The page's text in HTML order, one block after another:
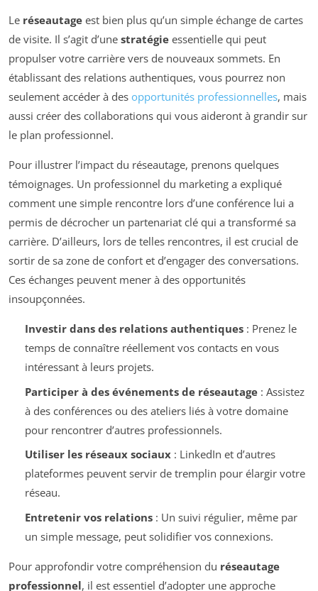
Le réseautage est bien plus qu’un simple échange de cartes
de visite. Il s’agit d’une stratégie essentielle qui peut
propulser votre carrière vers de nouveaux sommets. En
établissant des relations authentiques, vous pourrez non
seulement accéder à des opportunités professionnelles, mais
aussi créer des collaborations qui vous aideront à grandir sur
le plan professionnel.
Pour illustrer l’impact du réseautage, prenons quelques
témoignages. Un professionnel du marketing a expliqué
comment une simple rencontre lors d’une conférence lui a
permis de décrocher un partenariat clé qui a transformé sa
carrière. D’ailleurs, lors de telles rencontres, il est crucial de
sortir de sa zone de confort et d’engager des conversations.
Ces échanges peuvent mener à des opportunités
insoupçonnées.
Investir dans des relations authentiques: Prenez le
temps de connaître réellement vos contacts en vous
intéressant à leurs projets.
Participer à des événements de réseautage: Assistez
à des conférences ou des ateliers liés à votre domaine
pour rencontrer d’autres professionnels.
Utiliser les réseaux sociaux: LinkedIn et d’autres
plateformes peuvent servir de tremplin pour élargir votre
réseau.
Entretenir vos relations: Un suivi régulier, même par
un simple message, peut solidifier vos connexions.
Pour approfondir votre compréhension du réseautage
professionnel, il est essentiel d’adopter une approche